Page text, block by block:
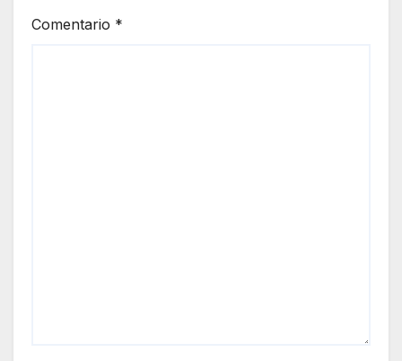
Comentario *